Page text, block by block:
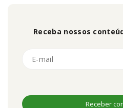
Receba nossos